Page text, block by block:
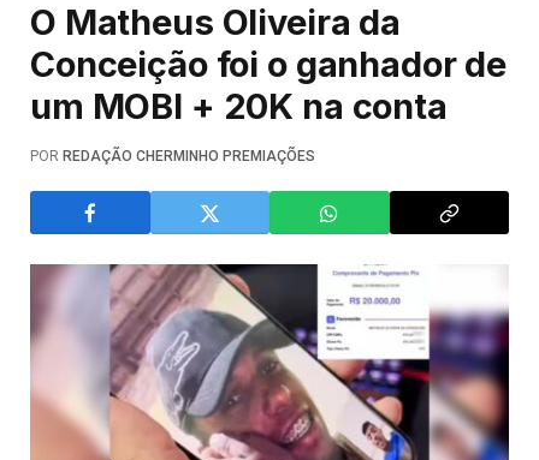
O Matheus Oliveira da
Conceição foi o ganhador de
um MOBI + 20K na conta
POR REDAÇÃO CHERMINHO PREMIAÇÕES